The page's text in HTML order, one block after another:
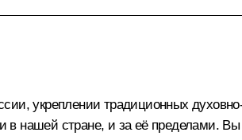
укреплении традиционных
нашей стране, и за её пределами.